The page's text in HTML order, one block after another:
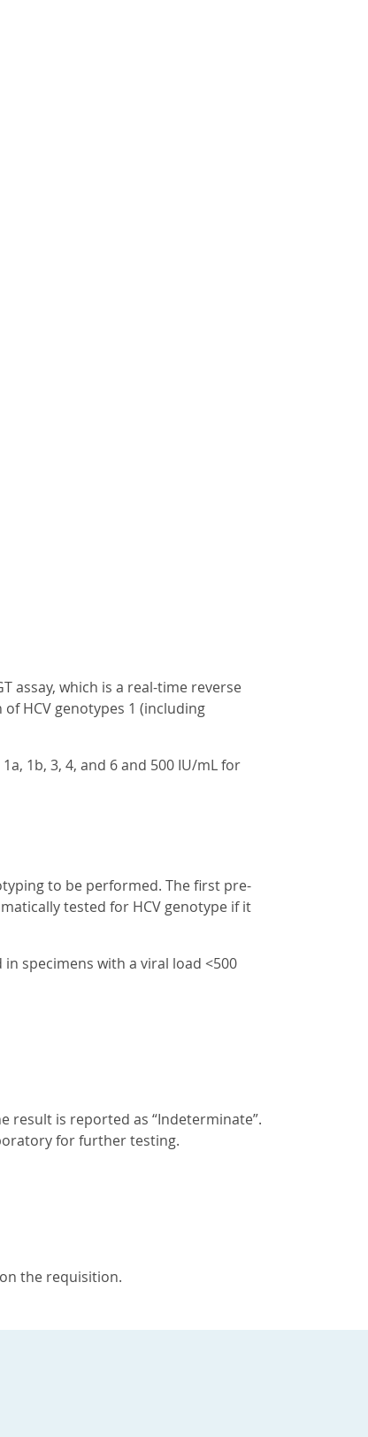
assay, which is a real-time reverse
HCV genotypes 1 (including
1b, 3, 4, and 6 and 500 IU/mL for
to be performed. The first pre-
tested for HCV genotype if it
specimens with a viral load <500
result is reported as “Indeterminate”.
for further testing.
the requisition.